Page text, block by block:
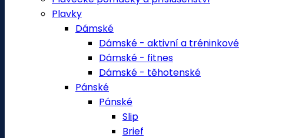
Plavky
Dámské
Dámské - aktivní a tréninkové
Dámské - fitnes
Dámské - těhotenské
Pánské
Pánské
Slip
Brief